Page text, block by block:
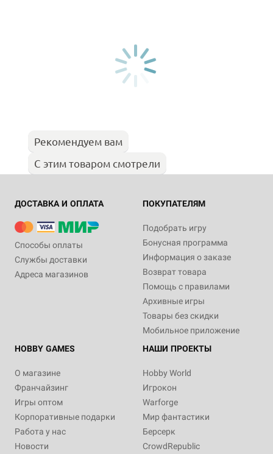
Рекомендуем вам
С этим товаром смотрели
ДОСТАВКА И ОПЛАТА
Способы оплаты
Службы доставки
Адреса магазинов
ПОКУПАТЕЛЯМ
Подобрать игру
Бонусная программа
Информация о заказе
Возврат товара
Помощь с правилами
Архивные игры
Товары без скидки
Мобильное приложение
HOBBY GAMES
О магазине
Франчайзинг
Игры оптом
Корпоративные подарки
Работа у нас
Новости
НАШИ ПРОЕКТЫ
Hobby World
Игрокон
Warforge
Мир фантастики
Берсерк
CrowdRepublic